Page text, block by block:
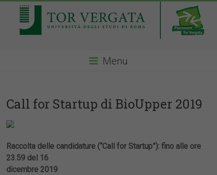
Menu
Call for Startup di BioUpper 2019
Raccolta delle candidature (“Call for Startup”): fino alle ore
23.59 del 16
dicembre 2019